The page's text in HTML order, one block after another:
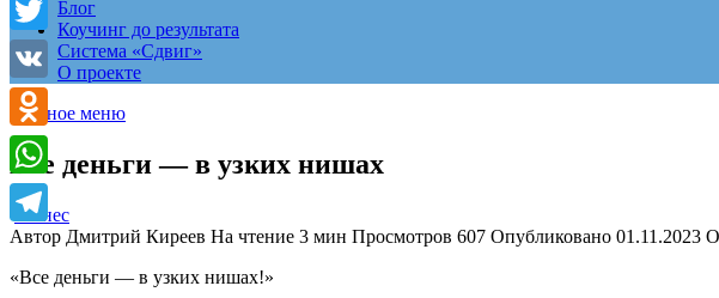
Блог
Коучинг до результата
Система «Сдвиг»
О проекте
Главное меню
Все деньги — в узĸих нишах
бизнес
Автор Дмитрий Киреев На чтение 3 мин Просмотров 607 Опубликовано 01.11.2023
«Все деньги — в узĸих нишах!»
Twitter
VK
Odnoklassniki
WhatsApp
Telegram